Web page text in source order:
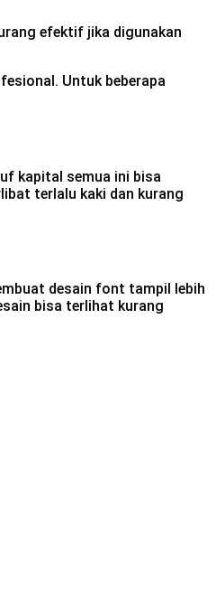
efektif jika digunakan
Untuk beberapa
kapital semua ini bisa
terlalu kaki dan kurang
desain font tampil lebih
bisa terlihat kurang